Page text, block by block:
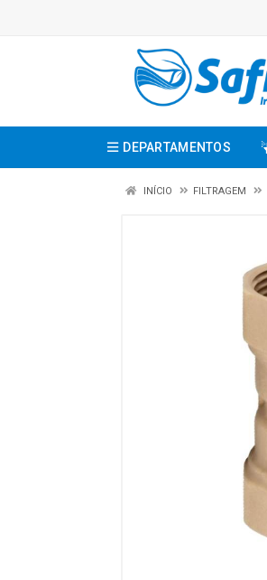
DEPARTAMENTOS
INÍCIO FILTRAGEM